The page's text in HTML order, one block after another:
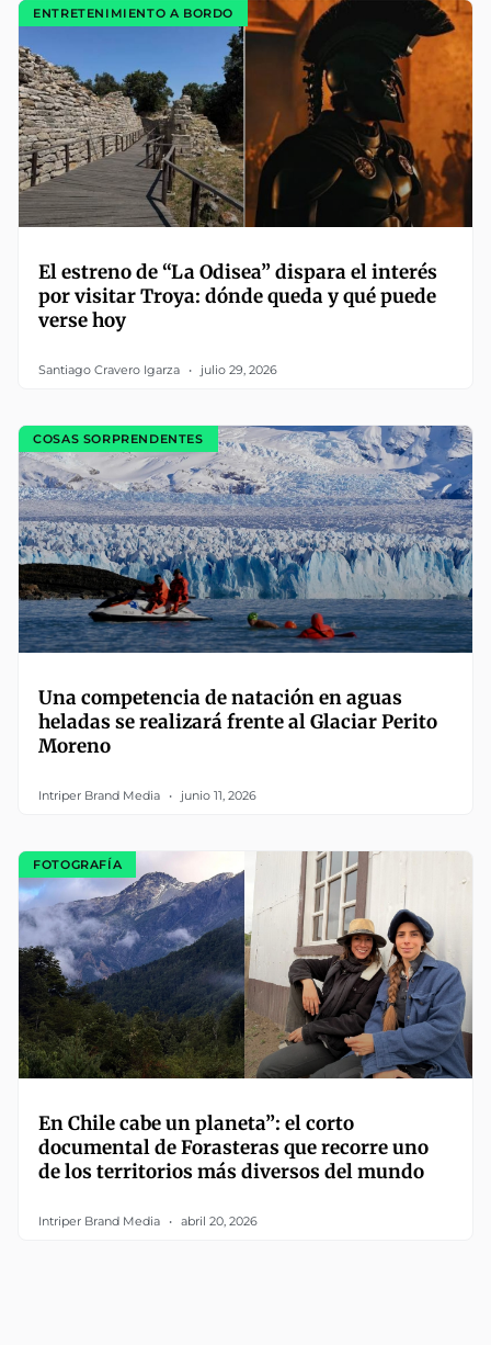
ENTRETENIMIENTO A BORDO
El estreno de “La Odisea” dispara el interés
por visitar Troya: dónde queda y qué puede
verse hoy
Santiago Cravero Igarza julio 29, 2026
COSAS SORPRENDENTES
Una competencia de natación en aguas
heladas se realizará frente al Glaciar Perito
Moreno
Intriper Brand Media junio 11, 2026
FOTOGRAFÍA
En Chile cabe un planeta”: el corto
documental de Forasteras que recorre uno
de los territorios más diversos del mundo
Intriper Brand Media abril 20, 2026